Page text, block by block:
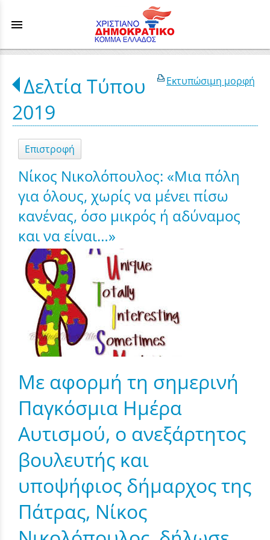
menu
Εκτυπώσιμη μορφή
Δελτία Τύπου
2019
Επιστροφή
Νίκος Νικολόπουλος: «Μια πόλη
για όλους, χωρίς να μένει πίσω
κανένας, όσο μικρός ή αδύναμος
και να είναι…»
Με αφορμή τη σημερινή
Παγκόσμια Ημέρα
Αυτισμού, ο ανεξάρτητος
βουλευτής και
υποψήφιος δήμαρχος της
Πάτρας, Νίκος